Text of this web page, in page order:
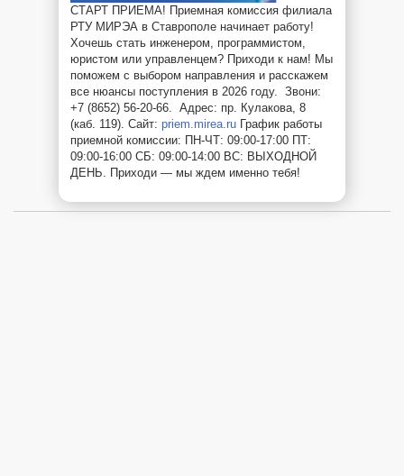
СТАРТ ПРИЕМА! Приемная комиссия филиала
РТУ МИРЭА в Ставрополе начинает работу!
Хочешь стать инженером, программистом,
юристом или управленцем? Приходи к нам! Мы
поможем с выбором направления и расскажем
все нюансы поступления в 2026 году. Звони:
+7 (8652) 56-20-66. Адрес: пр. Кулакова, 8
(каб. 119). Сайт: priem.mirea.ru График работы
приемной комиссии: ПН-ЧТ: 09:00-17:00 ПТ:
09:00-16:00 СБ: 09:00-14:00 ВС: ВЫХОДНОЙ
ДЕНЬ. Приходи — мы ждем именно тебя!